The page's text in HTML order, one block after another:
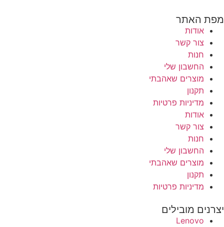
מפת האתר
אודות
צור קשר
חנות
החשבון שלי
מוצרים שאהבתי
תקנון
מדיניות פרטיות
אודות
צור קשר
חנות
החשבון שלי
מוצרים שאהבתי
תקנון
מדיניות פרטיות
יצרנים מובילים
Lenovo